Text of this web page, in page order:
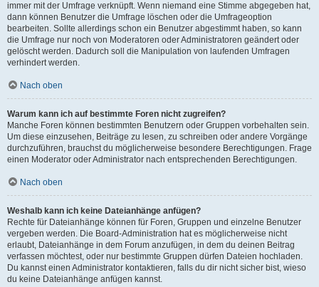
immer mit der Umfrage verknüpft. Wenn niemand eine Stimme abgegeben hat,
dann können Benutzer die Umfrage löschen oder die Umfrageoption
bearbeiten. Sollte allerdings schon ein Benutzer abgestimmt haben, so kann
die Umfrage nur noch von Moderatoren oder Administratoren geändert oder
gelöscht werden. Dadurch soll die Manipulation von laufenden Umfragen
verhindert werden.
Nach oben
Warum kann ich auf bestimmte Foren nicht zugreifen?
Manche Foren können bestimmten Benutzern oder Gruppen vorbehalten sein.
Um diese einzusehen, Beiträge zu lesen, zu schreiben oder andere Vorgänge
durchzuführen, brauchst du möglicherweise besondere Berechtigungen. Frage
einen Moderator oder Administrator nach entsprechenden Berechtigungen.
Nach oben
Weshalb kann ich keine Dateianhänge anfügen?
Rechte für Dateianhänge können für Foren, Gruppen und einzelne Benutzer
vergeben werden. Die Board-Administration hat es möglicherweise nicht
erlaubt, Dateianhänge in dem Forum anzufügen, in dem du deinen Beitrag
verfassen möchtest, oder nur bestimmte Gruppen dürfen Dateien hochladen.
Du kannst einen Administrator kontaktieren, falls du dir nicht sicher bist, wieso
du keine Dateianhänge anfügen kannst.